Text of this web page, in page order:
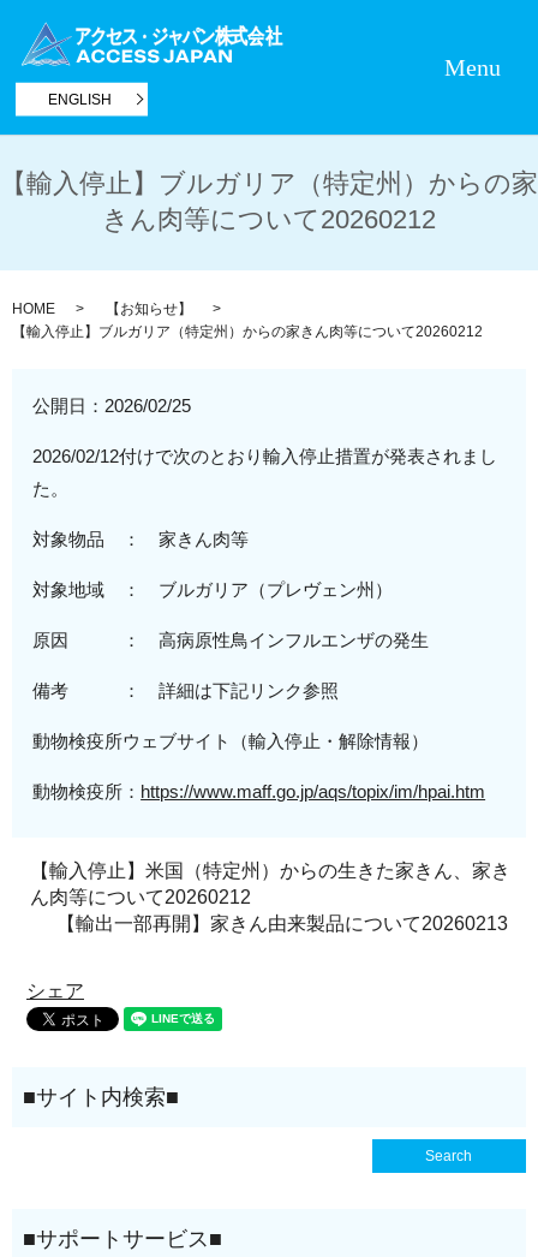
ENGLISH
Menu
【輸入停止】ブルガリア（特定州）からの家
きん肉等について20260212
HOME
【お知らせ】
【輸入停止】ブルガリア（特定州）からの家きん肉等について20260212
公開日： 2026/02/25
2026/02/12付けで次のとおり輸入停止措置が発表されまし
た。
対象物品 ： 家きん肉等
対象地域 ： ブルガリア （プレヴェン州 ）
原因 ：高病原性鳥インフルエンザの発生
備考 ： 詳細は下記リンク参照
動物検疫所ウェブサイト（輸入停止・解除情報）
動物検疫所： https://www.maff.go.jp/aqs/topix/im/hpai.htm
【輸入停止】米国（特定州）からの生きた家きん、家き
ん肉等について20260212
【輸出一部再開】家きん由来製品について20260213
シェア